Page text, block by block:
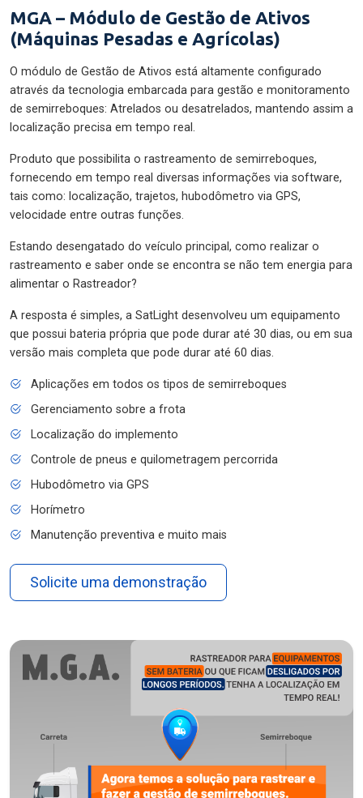
MGA – Módulo de Gestão de Ativos
(Máquinas Pesadas e Agrícolas)
O módulo de Gestão de Ativos está altamente configurado
através da tecnologia embarcada para gestão e monitoramento
de semirreboques: Atrelados ou desatrelados, mantendo assim a
localização precisa em tempo real.
Produto que possibilita o rastreamento de semirreboques,
fornecendo em tempo real diversas informações via software,
tais como: localização, trajetos, hubodômetro via GPS,
velocidade entre outras funções.
Estando desengatado do veículo principal, como realizar o
rastreamento e saber onde se encontra se não tem energia para
alimentar o Rastreador?
A resposta é simples, a SatLight desenvolveu um equipamento
que possui bateria própria que pode durar até 30 dias, ou em sua
versão mais completa que pode durar até 60 dias.
Aplicações em todos os tipos de semirreboques
Gerenciamento sobre a frota
Localização do implemento
Controle de pneus e quilometragem percorrida
Hubodômetro via GPS
Horímetro
Manutenção preventiva e muito mais
Solicite uma demonstração